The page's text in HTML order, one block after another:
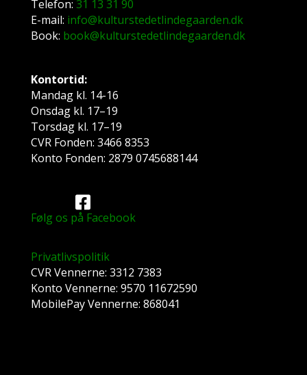
Telefon: 31 13 31 90
E-mail: info@kulturstedetlindegaarden.dk
Book: book@kulturstedetlindegaarden.dk
Kontortid:
Mandag kl. 14-16
Onsdag kl. 17–19
Torsdag kl. 17–19
CVR Fonden: 3466 8353
Konto Fonden: 2879 0745688144
Følg os på Facebook
Privatlivspolitik
CVR Vennerne: 3312 7383
Konto Vennerne: 9570 11672590
MobilePay Vennerne: 868041